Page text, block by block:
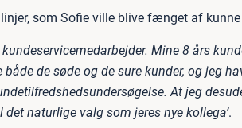
linjer, som Sofie ville blive fænget af
kundeservicemedarbejder. Mine 8 års
de søde og de sure kunder, og jeg
At jeg
naturlige valg som jeres nye kollega’.